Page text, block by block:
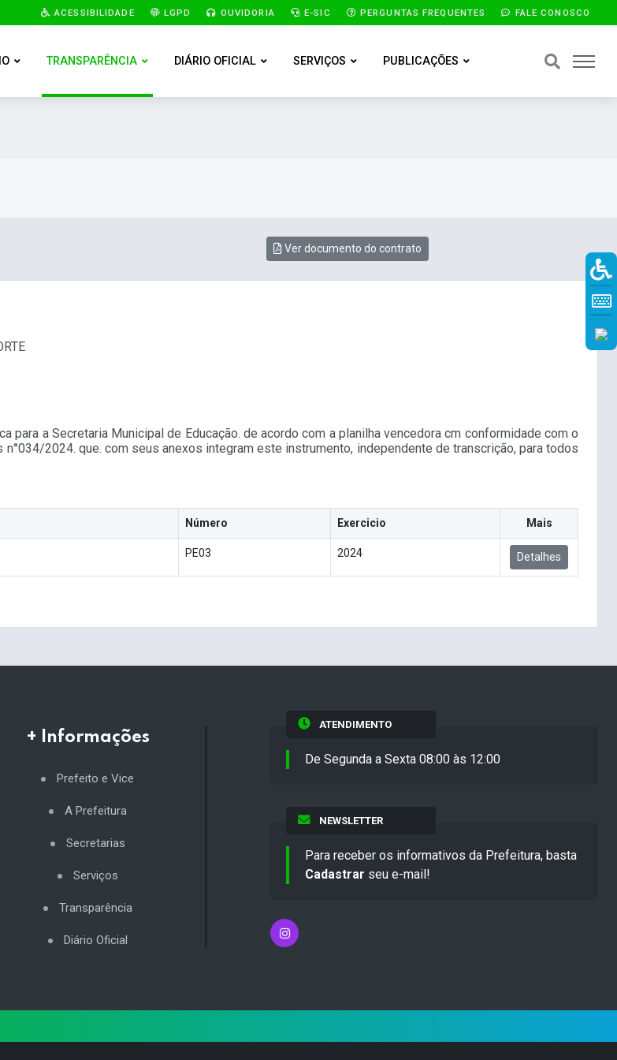
ACESSIBILIDADE LGPD OUVIDORIA E-SIC PERGUNTAS FREQUENTES FALE CONOSCO
TRANSPARÊNCIA DIÁRIO OFICIAL SERVIÇOS PUBLICAÇÕES
Ver documento do contrato
a Secretaria Municipal de Educação. de acordo com a planilha vencedora cm conformidade com o
n°034/2024. que. com seus anexos integram este instrumento, independente de transcrição, para todos
Número Exercicio Mais
PE03 2024 Detalhes
+ Informações
Prefeito e Vice
A Prefeitura
Secretarias
Serviços
Transparência
Diário Oficial
ATENDIMENTO
De Segunda a Sexta 08:00 às 12:00
NEWSLETTER
Para receber os informativos da Prefeitura, basta
Cadastrar seu e-mail!